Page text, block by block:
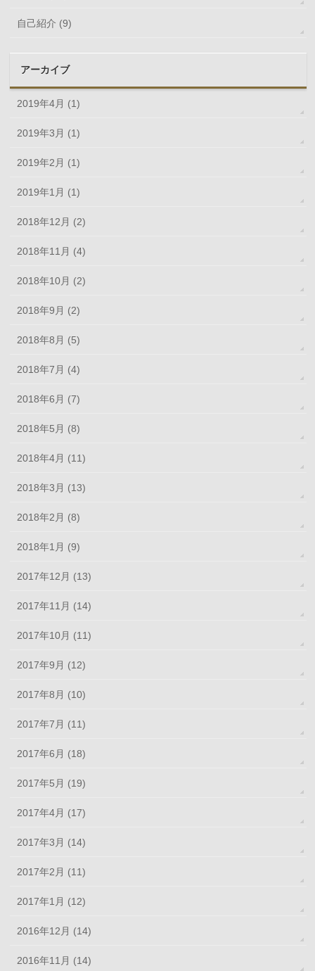
自己紹介 (9)
アーカイブ
2019年4月 (1)
2019年3月 (1)
2019年2月 (1)
2019年1月 (1)
2018年12月 (2)
2018年11月 (4)
2018年10月 (2)
2018年9月 (2)
2018年8月 (5)
2018年7月 (4)
2018年6月 (7)
2018年5月 (8)
2018年4月 (11)
2018年3月 (13)
2018年2月 (8)
2018年1月 (9)
2017年12月 (13)
2017年11月 (14)
2017年10月 (11)
2017年9月 (12)
2017年8月 (10)
2017年7月 (11)
2017年6月 (18)
2017年5月 (19)
2017年4月 (17)
2017年3月 (14)
2017年2月 (11)
2017年1月 (12)
2016年12月 (14)
2016年11月 (14)